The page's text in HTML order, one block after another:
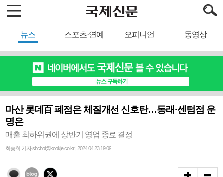
뉴스 스포츠·연예 오피니언 동영상
마산 롯데百 폐점은 체질개선 신호탄…동래·센텀점 운
명은
매출 최하위권에 상반기 영업 종료 결정
최승희 기자 shchoi@kookje.co.kr | 2024.04.23 19:09